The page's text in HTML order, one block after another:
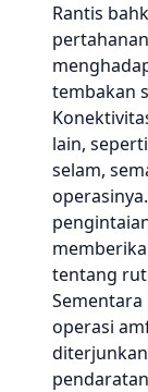
Rantis
tembakan
lain,
selam,
tentang
operasi